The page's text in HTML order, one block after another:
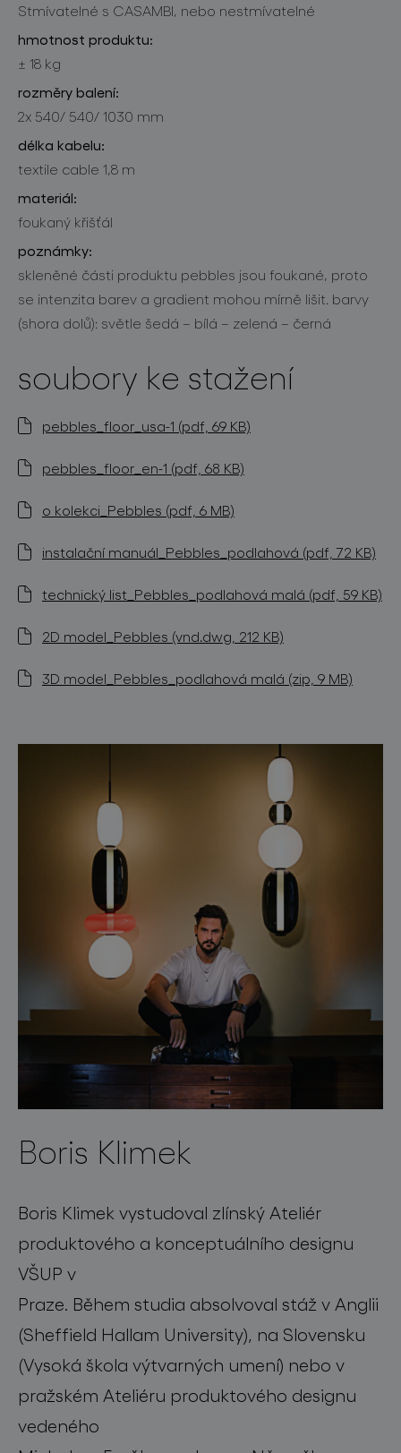
Stmívatelné s CASAMBI, nebo nestmívatelné
hmotnost produktu:
± 18 kg
rozměry balení:
2x 540/ 540/ 1030 mm
délka kabelu:
textile cable 1,8 m
materiál:
foukaný křišťál
poznámky:
skleněné části produktu pebbles jsou foukané, proto
se intenzita barev a gradient mohou mírně lišit. barvy
(shora dolů): světle šedá – bílá – zelená – černá
soubory ke stažení
pebbles_floor_usa-1 (pdf, 69 KB)
pebbles_floor_en-1 (pdf, 68 KB)
o kolekci_Pebbles (pdf, 6 MB)
instalační manuál_Pebbles_podlahová (pdf, 72 KB)
technický list_Pebbles_podlahová malá (pdf, 59 KB)
2D model_Pebbles (vnd.dwg, 212 KB)
3D model_Pebbles_podlahová malá (zip, 9 MB)
Boris Klimek
Boris Klimek vystudoval zlínský Ateliér
produktového a konceptuálního designu
VŠUP v
Praze. Během studia absolvoval stáž v Anglii
(Sheffield Hallam University), na Slovensku
(Vysoká škola výtvarných umení) nebo v
pražském Ateliéru produktového designu
vedeného